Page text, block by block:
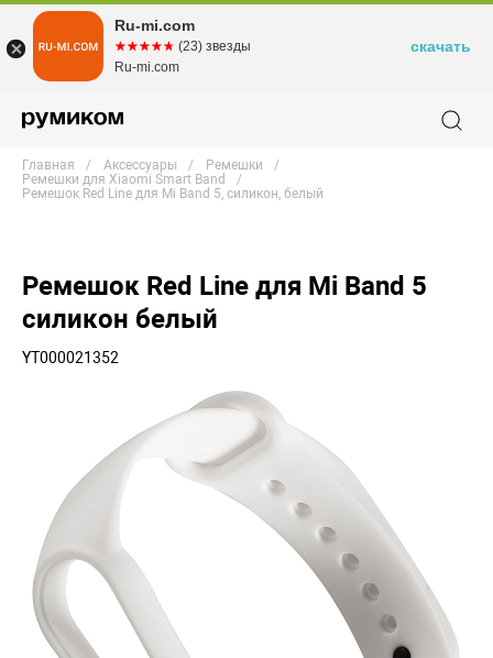
Главная Аксессуары
Ремешки
Ремешки для Xiaomi Smart Band
Ремешок Red Line для Mi Band 5, силикон, белый
Ремешок Red Line для Mi Band 5
силикон белый
YT000021352
Ru-mi.com
☆☆☆☆☆
★★★★★ (23) звезды
Ru-mi.com
скачать